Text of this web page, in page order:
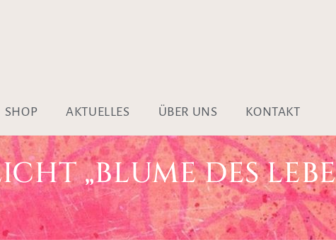
SHOP AKTUELLES ÜBER UNS KONTAKT
„BLUME DES